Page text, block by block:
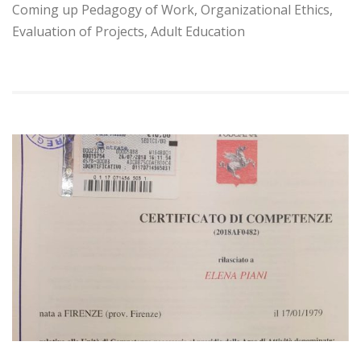
Coming up Pedagogy of Work, Organizational Ethics,
Evaluation of Projects, Adult Education